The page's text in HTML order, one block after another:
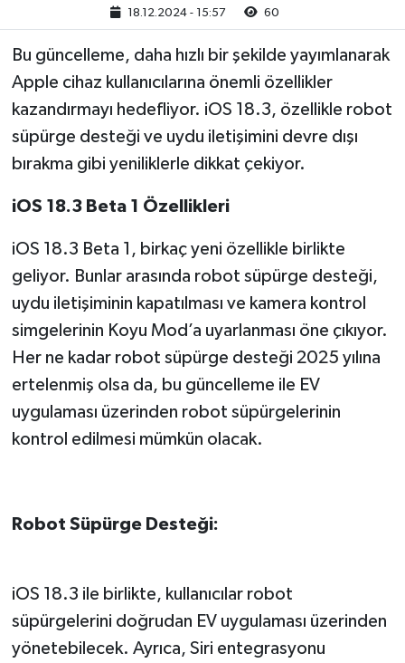
18.12.2024 - 15:57 60
Bu güncelleme, daha hızlı bir şekilde yayımlanarak
Apple cihaz kullanıcılarına önemli özellikler
kazandırmayı hedefliyor. iOS 18.3, özellikle robot
süpürge desteği ve uydu iletişimini devre dışı
bırakma gibi yeniliklerle dikkat çekiyor.
iOS 18.3 Beta 1 Özellikleri
iOS 18.3 Beta 1, birkaç yeni özellikle birlikte
geliyor. Bunlar arasında robot süpürge desteği,
uydu iletişiminin kapatılması ve kamera kontrol
simgelerinin Koyu Mod’a uyarlanması öne çıkıyor.
Her ne kadar robot süpürge desteği 2025 yılına
ertelenmiş olsa da, bu güncelleme ile EV
uygulaması üzerinden robot süpürgelerinin
kontrol edilmesi mümkün olacak.
Robot Süpürge Desteği:
iOS 18.3 ile birlikte, kullanıcılar robot
süpürgelerini doğrudan EV uygulaması üzerinden
yönetebilecek. Ayrıca, Siri entegrasyonu